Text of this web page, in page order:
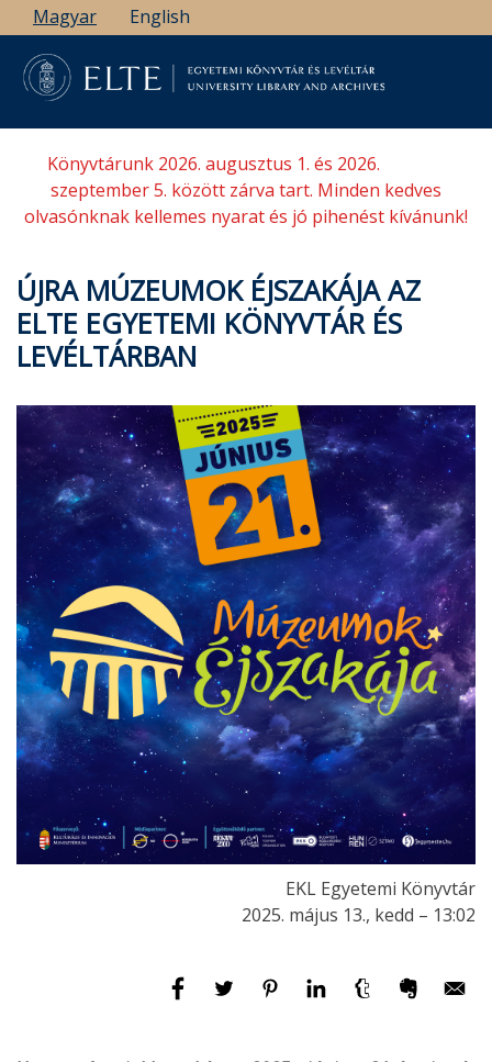
Ugrás
a
tartalomra
Magyar English
Könyvtárunk 2026. augusztus 1. és 2026.
szeptember 5. között zárva tart. Minden kedves
olvasónknak kellemes nyarat és jó pihenést kívánunk!
ÚJRA MÚZEUMOK ÉJSZAKÁJA AZ
ELTE EGYETEMI KÖNYVTÁR ÉS
LEVÉLTÁRBAN
EKL Egyetemi Könyvtár
2025. május 13., kedd – 13:02